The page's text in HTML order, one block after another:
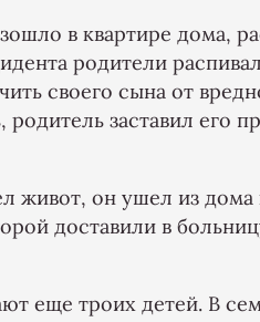
в квартире дома,
родители
своего сына от
заставил его
живот, он ушел из
доставили в
еще троих детей. В